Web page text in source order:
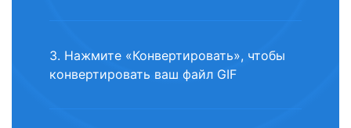
3. Нажмите «Конвертировать», чтобы
конвертировать ваш файл GIF